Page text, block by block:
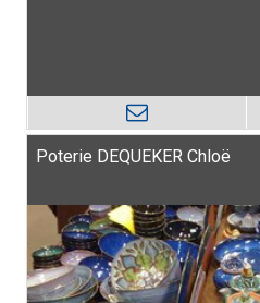
Poterie DEQUEKER Chloë